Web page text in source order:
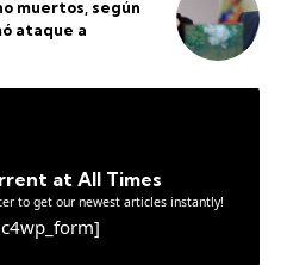
muertos, según
ataque a
at All Times
to get our newest articles instantly!